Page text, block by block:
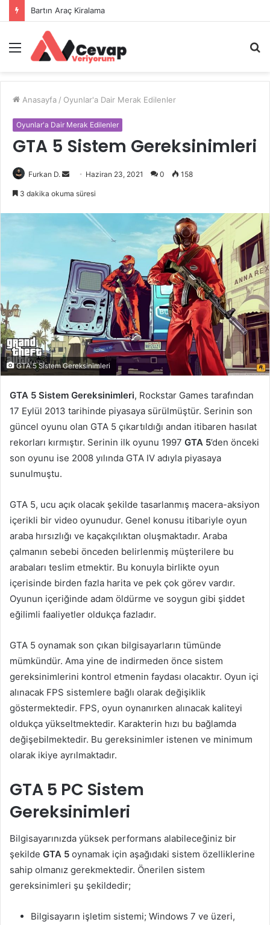
Bartın Araç Kiralama
Menü
...
Anasayfa / Oyunlar'a Dair Merak Edilenler
Oyunlar'a Dair Merak Edilenler
GTA 5 Sistem Gereksinimleri
Furkan D.
Bir
göndermek
Haziran 23, 2021 0 158
3 dakika okuma süresi
GTA 5 Sistem Gereksinimleri
GTA 5 Sistem Gereksinimleri, Rockstar Games tarafından
17 Eylül 2013 tarihinde piyasaya sürülmüştür. Serinin son
güncel oyunu olan GTA 5 çıkartıldığı andan itibaren hasılat
rekorları kırmıştır. Serinin ilk oyunu 1997 GTA 5’den önceki
son oyunu ise 2008 yılında GTA IV adıyla piyasaya
sunulmuştu.
GTA 5, ucu açık olacak şekilde tasarlanmış macera-aksiyon
içerikli bir video oyunudur. Genel konusu itibariyle oyun
araba hırsızlığı ve kaçakçılıktan oluşmaktadır. Araba
çalmanın sebebi önceden belirlenmiş müşterilere bu
arabaları teslim etmektir. Bu konuyla birlikte oyun
içerisinde birden fazla harita ve pek çok görev vardır.
Oyunun içeriğinde adam öldürme ve soygun gibi şiddet
eğilimli faaliyetler oldukça fazladır.
GTA 5 oynamak son çıkan bilgisayarların tümünde
mümkündür. Ama yine de indirmeden önce sistem
gereksinimlerini kontrol etmenin faydası olacaktır. Oyun içi
alınacak FPS sistemlere bağlı olarak değişiklik
göstermektedir. FPS, oyun oynanırken alınacak kaliteyi
oldukça yükseltmektedir. Karakterin hızı bu bağlamda
değişebilmektedir. Bu gereksinimler istenen ve minimum
olarak ikiye ayrılmaktadır.
GTA 5 PC Sistem
Gereksinimleri
Bilgisayarınızda yüksek performans alabileceğiniz bir
şekilde GTA 5 oynamak için aşağıdaki sistem özelliklerine
sahip olmanız gerekmektedir. Önerilen sistem
gereksinimleri şu şekildedir;
Bilgisayarın işletim sistemi; Windows 7 ve üzeri,